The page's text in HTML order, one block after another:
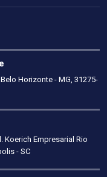
Horizonte - MG, 31275-
Koerich Empresarial Rio
- SC